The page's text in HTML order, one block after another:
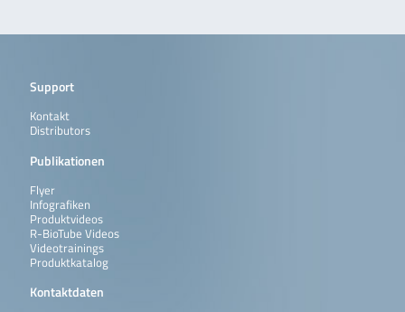
Support
Kontakt
Distributors
Publikationen
Flyer
Infografiken
Produktvideos
R-BioTube Videos
Videotrainings
Produktkatalog
Kontaktdaten